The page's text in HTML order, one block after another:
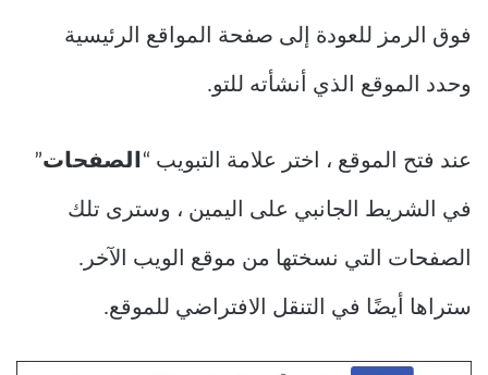
فوق الرمز للعودة إلى صفحة المواقع الرئيسية
وحدد الموقع الذي أنشأته للتو.
عند فتح الموقع ، اختر علامة التبويب “ الصفحات”
في الشريط الجانبي على اليمين ، وسترى تلك
الصفحات التي نسختها من موقع الويب الآخر.
ستراها أيضًا في التنقل الافتراضي للموقع.